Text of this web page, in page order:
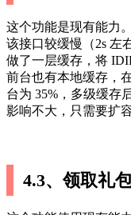
这个功能是现有能力
该接口较缓慢（2s 左
做了一层缓存，将
前台也有本地缓存，
台为 35%，多级缓存
影响不大，只需要扩
4.3、领取礼